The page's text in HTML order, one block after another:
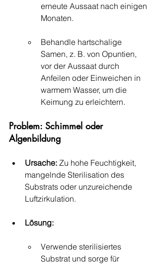
erneute Aussaat nach einigen
Monaten.
Behandle hartschalige
Samen, z. B. von Opuntien,
vor der Aussaat durch
Anfeilen oder Einweichen in
warmem Wasser, um die
Keimung zu erleichtern.
Problem: Schimmel oder
Algenbildung
Ursache: Zu hohe Feuchtigkeit,
mangelnde Sterilisation des
Substrats oder unzureichende
Luftzirkulation.
Lösung:
Verwende sterilisiertes
Substrat und sorge für